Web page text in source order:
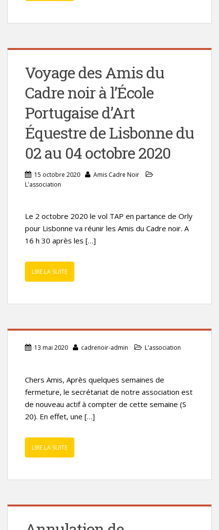
Voyage des Amis du
Cadre noir à l’École
Portugaise d’Art
Équestre de Lisbonne du
02 au 04 octobre 2020
15 octobre 2020
Amis Cadre Noir
L'association
Le 2 octobre 2020 le vol TAP en partance de Orly
pour Lisbonne va réunir les Amis du Cadre noir. A
16 h 30 après les […]
LIRE LA SUITE
13 mai 2020 cadrenoir-admin L'association
Chers Amis, Après quelques semaines de
fermeture, le secrétariat de notre association est
de nouveau actif à compter de cette semaine (S
20). En effet, une […]
LIRE LA SUITE